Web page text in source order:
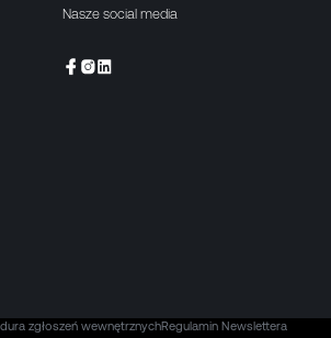
Nasze social media
zgłoszeń wewnętrznychRegulamin Newslettera